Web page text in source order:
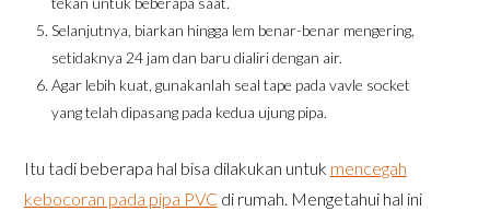
Selanjutnya, biarkan hingga lem benar-benar mengering,
setidaknya 24 jam dan baru dialiri dengan air.
Agar lebih kuat, gunakanlah seal tape pada vavle socket
yang telah dipasang pada kedua ujung pipa.
Itu tadi beberapa hal bisa dilakukan untuk mencegah
kebocoran pada pipa PVCdi rumah. Mengetahui hal ini